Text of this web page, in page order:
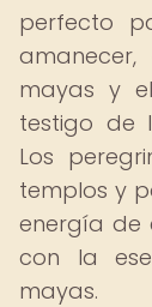
perfecto
mayas y
testigo de
Los
templos y
energía de
con la
mayas.